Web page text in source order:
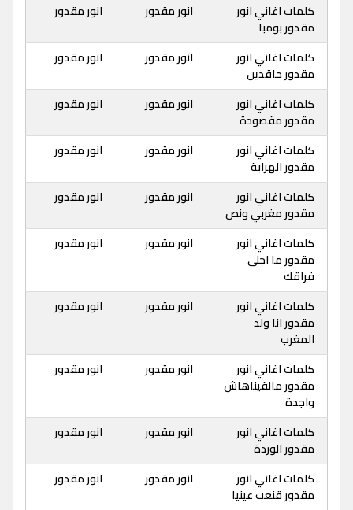
كلمات اغاني انور
مقدور بومبا
انور مقدور انور مقدور
كلمات اغاني انور
مقدور حاقدين
انور مقدور انور مقدور
كلمات اغاني انور
مقدور مقصودة
انور مقدور انور مقدور
كلمات اغاني انور
مقدور الهرابة
انور مقدور انور مقدور
كلمات اغاني انور
مقدور مغربي ونص
انور مقدور انور مقدور
كلمات اغاني انور
مقدور ما احلى
فراقك
انور مقدور انور مقدور
كلمات اغاني انور
مقدور انا ولد
المغرب
انور مقدور انور مقدور
كلمات اغاني انور
مقدور مالقيناهاش
واجدة
انور مقدور انور مقدور
كلمات اغاني انور
مقدور الوردة
انور مقدور انور مقدور
كلمات اغاني انور
مقدور قنعت عينيا
انور مقدور انور مقدور